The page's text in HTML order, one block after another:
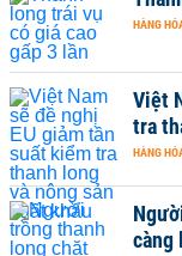
HÀNG
Việt
tra
HÀNG
càng